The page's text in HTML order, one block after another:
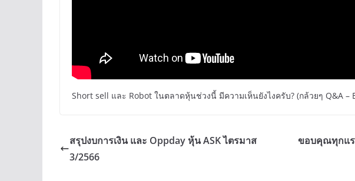
Short sell และ Robot ในตลาดหุ้นช่วงนี้ มีความเห็นยังไงครับ? (กล้วยๆ Q&A –
สรุปงบการเงิน และ Oppday หุ้น ASK ไตรมาส
3/2566
ขอบคุณทุกแร